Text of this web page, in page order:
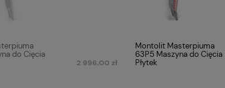
do Cięcia
2 996,00 zł
Montolit Masterpiuma
63P5 Maszyna do Cięcia
Płytek